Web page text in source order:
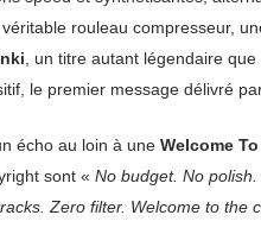
rouleau compresseur,
, un titre autant légendaire
le premier message délivré
écho au loin à une Welcome
sont « No budget. No
Zero filter. Welcome to the